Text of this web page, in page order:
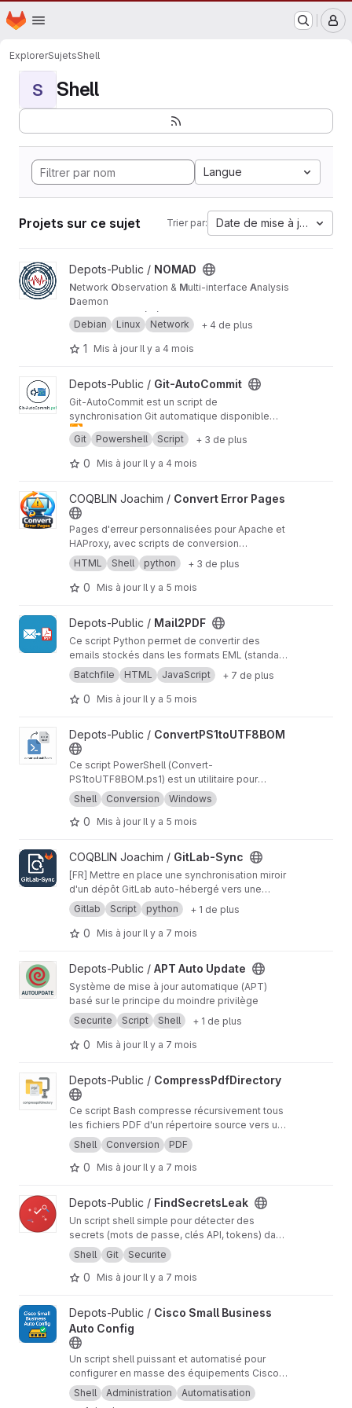
Passer au contenu principal
Page d'accueil
ExplorerSujetsShell
S Shell
Langue
Projets sur ce sujet Trier par: Date de mise à jour
Afficher le projet NOMAD
Depots-Public / NOMAD
Network Observation & Multi-interface Analysis
Daemon
Sonde de qualité réseau multi-VLAN pour
Debian 13 (Trixie). Teste plusieurs interfaces
réseau de manière séquentielle et isolée, avec
envoi d'un rapport détaillé par e-mail.
Debian Linux Network + 4 de plus
1 Mis à jour Il y a 4 mois
Afficher le projet Git-AutoCommit
Depots-Public / Git-AutoCommit
Git-AutoCommit est un script de
synchronisation Git automatique disponible
pour Windows et Linux. Il surveille en temps
réel les modifications de dossiers configurés
et effectue automatiquement des commits et
des push, sans intervention manuelle. Ce script
🔁Sauvegardes automatiques : Maintenez
plusieurs dépôts Git synchronisés en
permanence
📂
Dossiers de travail : Synchronisez
automatiquement vos documents, configs ou
des dossiers partagés et recevez des alertes
en cas de problème
💻
arrière-plan sans fenêtre de console
Git Powershell Script + 3 de plus
0 Mis à jour Il y a 4 mois
Afficher le projet Convert Error Pages
COQBLIN Joachim / Convert Error Pages
Pages d'erreur personnalisées pour Apache et
HAProxy, avec scripts de conversion
bidirectionnels.
HTML Shell python + 3 de plus
0 Mis à jour Il y a 5 mois
Afficher le projet Mail2PDF
Depots-Public / Mail2PDF
Ce script Python permet de convertir des
emails stockés dans les formats EML (standard
RFC 2822) et MSG (Microsoft Outlook) en
documents PDF lisibles, tout en extrayant et
sauvegardant automatiquement toutes les
manière récursive. Utilisable en CLI ou via une
interface Web
Batchfile HTML JavaScript + 7 de plus
0 Mis à jour Il y a 5 mois
Afficher le projet ConvertPS1toUTF8BOM
Depots-Public / ConvertPS1toUTF8BOM
Ce script PowerShell (Convert-
PS1toUTF8BOM.ps1) est un utilitaire pour
convertir des fichiers de script PowerShell
(.ps1) en encodage UTF-8 avec BOM (Byte
Order Mark). This Bash script is a utility to
with BOM (Byte Order Mark) encoding. This
encoding is often required to ensure script
compatibility with certain Windows
environments or editors.
Shell Conversion Windows
0 Mis à jour Il y a 5 mois
Afficher le projet GitLab-Sync
COQBLIN Joachim / GitLab-Sync
[FR] Mettre en place une synchronisation miroir
d'un dépôt GitLab auto-hébergé vers une
plateforme publique nécessite une série
d'étapes manuelles, répétitives et sujettes à
erreur. Ce script a été conçu pour automatiser
mirror synchronization from a self-hosted
GitLab repository to a public platform requires
a series of manual, repetitive, and error-prone
steps. This script was designed to fully
automate this entire process.
Gitlab Script python + 1 de plus
0 Mis à jour Il y a 7 mois
Afficher le projet APT Auto Update
Depots-Public / APT Auto Update
Système de mise à jour automatique (APT)
basé sur le principe du moindre privilège
Securite
Script Shell + 1 de plus
0 Mis à jour Il y a 7 mois
Afficher le projet CompressPdfDirectory
Depots-Public / CompressPdfDirectory
Ce script Bash compresse récursivement tous
les fichiers PDF d'un répertoire source vers un
répertoire de destination, tout en préservant
l'arborescence des dossiers. This Bash script
recursively compresses all PDF files from a
while preserving the folder structure.
Shell Conversion PDF
0 Mis à jour Il y a 7 mois
Afficher le projet FindSecretsLeak
Depots-Public / FindSecretsLeak
Un script shell simple pour détecter des
secrets (mots de passe, clés API, tokens) dans
un répertoire en se basant sur un ensemble de
règles personnalisables. Ce projet s'inspire
des règles de détection de l'outil Gitleaks. A
(passwords, API keys, tokens) in a directory
based on a set of customizable rules. This
project is heavily inspired by the detection
rules of the Gitleaks tool.
Shell Git Securite
0 Mis à jour Il y a 7 mois
Afficher le projet Cisco Small Business Auto Config
Depots-Public / Cisco Small Business
Auto Config
Un script shell puissant et automatisé pour
configurer en masse des équipements Cisco
Small Business via SSH. Gagnez du temps en
déployant vos configurations sur plusieurs
Shell Administration
Automatisation